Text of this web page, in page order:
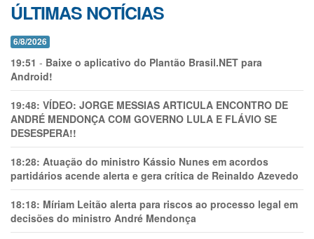
ÚLTIMAS NOTÍCIAS
6/8/2026
19:51 - Baixe o aplicativo do Plantão Brasil.NET para
Android!
19:48: VÍDEO: JORGE MESSIAS ARTICULA ENCONTRO DE
ANDRÉ MENDONÇA COM GOVERNO LULA E FLÁVIO SE
DESESPERA!!
18:28: Atuação do ministro Kássio Nunes em acordos
partidários acende alerta e gera crítica de Reinaldo Azevedo
18:18: Míriam Leitão alerta para riscos ao processo legal em
decisões do ministro André Mendonça